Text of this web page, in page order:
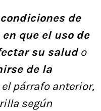
de
que el uso de
su saludo
de la
párrafo anterior,
según